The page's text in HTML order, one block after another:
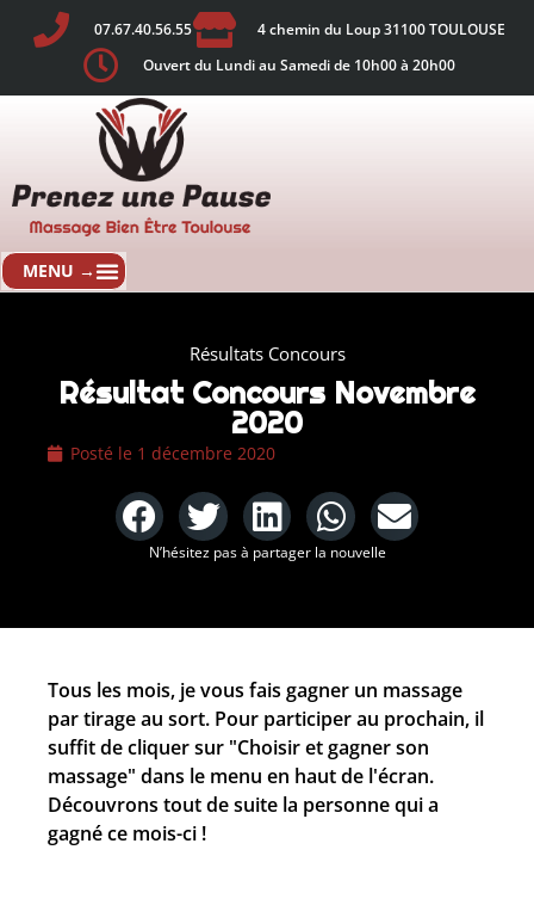
07.67.40.56.55
4 chemin du Loup 31100 TOULOUSE
Ouvert du Lundi au Samedi de 10h00 à 20h00
Résultats Concours
Résultat Concours Novembre
2020
Posté le 1 décembre 2020
N’hésitez pas à partager la nouvelle
Tous les mois, je vous fais gagner un massage
par tirage au sort. Pour participer au prochain, il
suffit de cliquer sur "Choisir et gagner son
massage" dans le menu en haut de l'écran.
Découvrons tout de suite la personne qui a
gagné ce mois-ci !